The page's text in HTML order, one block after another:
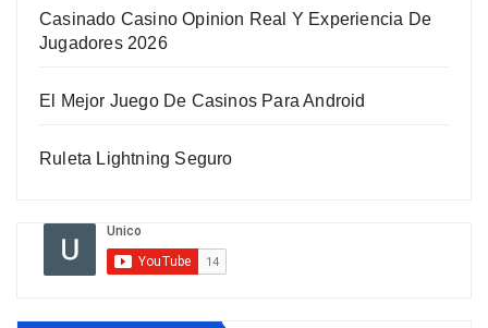
Casinado Casino Opinion Real Y Experiencia De
Jugadores 2026
El Mejor Juego De Casinos Para Android
Ruleta Lightning Seguro